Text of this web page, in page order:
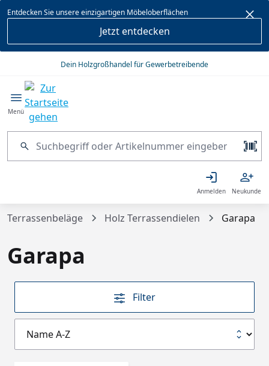
springen
Entdecken Sie unsere einzigartigen Möbeloberflächen
Jetzt entdecken
Dein Holzgroßhandel für Gewerbetreibende
Menü
Anmelden Neukunde
Terrassenbeläge Holz Terrassendielen Garapa
Garapa
Filter